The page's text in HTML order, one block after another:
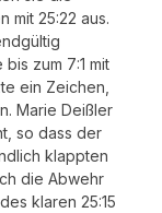
mit 25:22 aus.
zum 7:1 mit
ein Zeichen,
Marie Deißler
so dass der
klappten
die Abwehr
klaren 25:15